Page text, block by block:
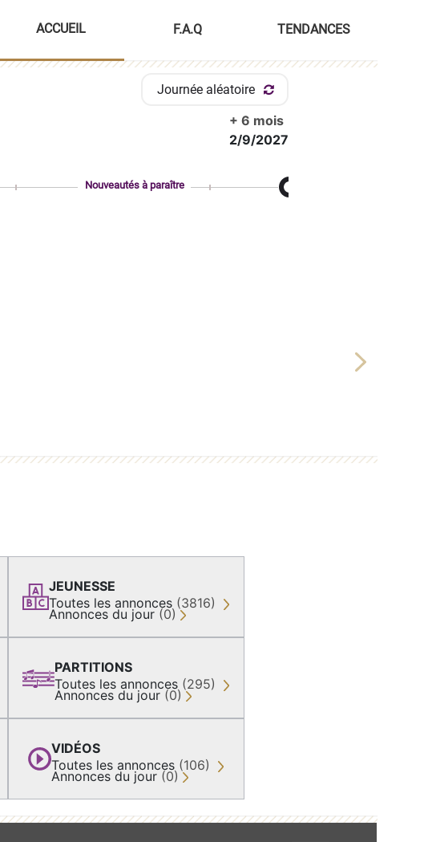
ACCUEIL F.A.Q TENDANCES
Journée aléatoire
+ 6 mois
2/9/2027
Nouveautés à paraître
Next
JEUNESSE
Toutes les annonces (3816)
Annonces du jour (0)
PARTITIONS
Toutes les annonces (295)
Annonces du jour (0)
VIDÉOS
Toutes les annonces (106)
Annonces du jour (0)